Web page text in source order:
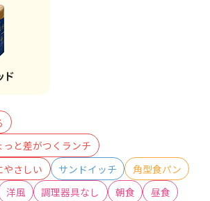
と差がつくランチ
さしい
サンドイッチ
角型食パン
洋風 調理器具なし 朝食
昼食